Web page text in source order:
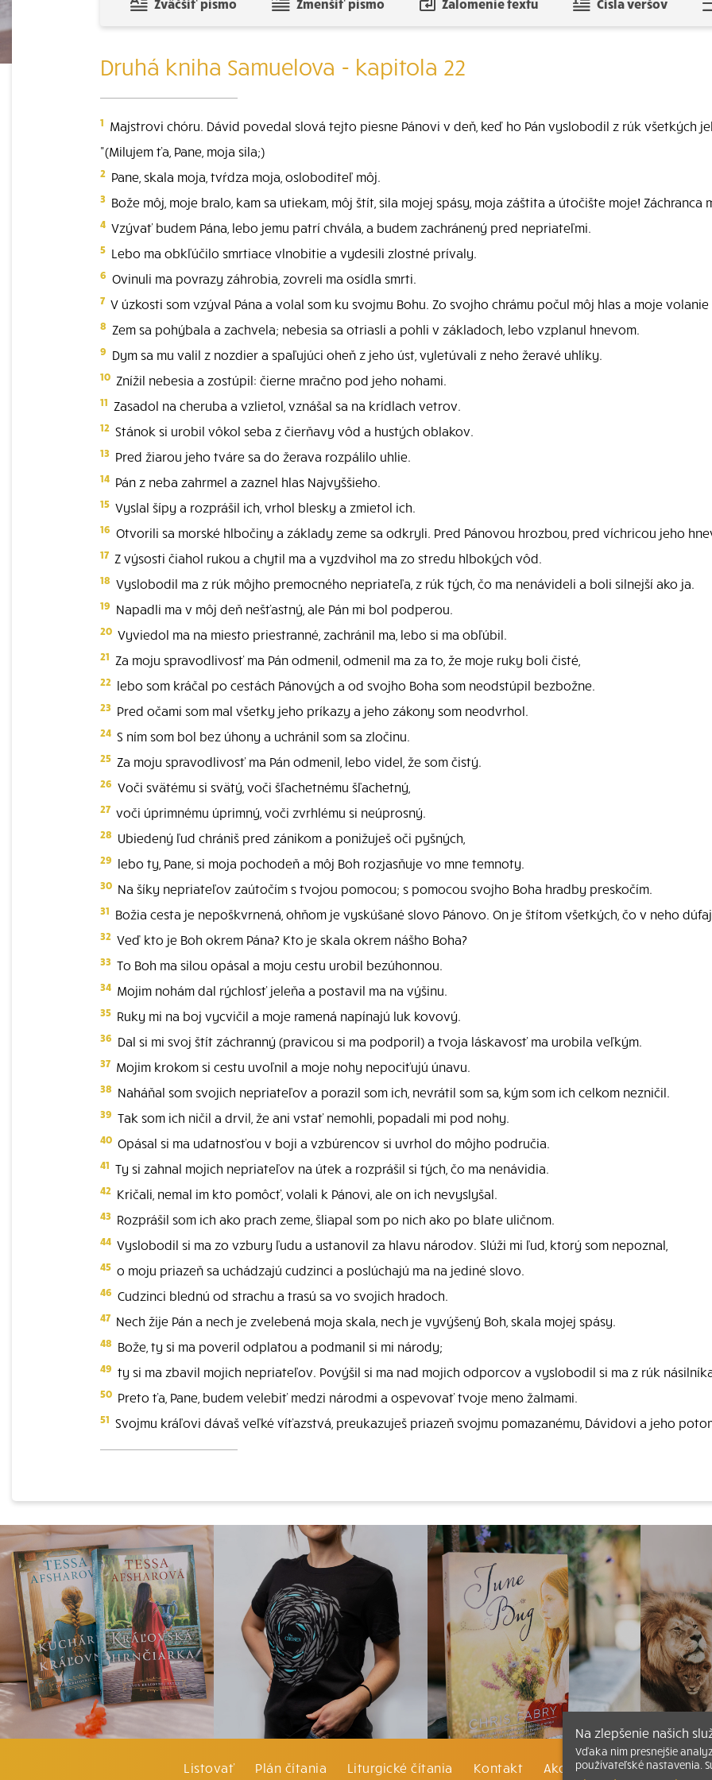
Druhá kniha Samuelova - kapitola 22
1 Majstrovi chóru. Dávid povedal slová tejto piesne Pánovi v deň, keď ho Pán vyslobodil z rúk všetkých
"(Milujem ťa, Pane, moja sila;)
2 Pane, skala moja, tvŕdza moja, osloboditeľ môj.
3 Bože môj, moje bralo, kam sa utiekam, môj štít, sila mojej spásy, moja záštita a útočište moje! Záchranca
4 Vzývať budem Pána, lebo jemu patrí chvála, a budem zachránený pred nepriateľmi.
5 Lebo ma obkľúčilo smrtiace vlnobitie a vydesili zlostné prívaly.
6 Ovinuli ma povrazy záhrobia, zovreli ma osídla smrti.
7 V úzkosti som vzýval Pána a volal som ku svojmu Bohu. Zo svojho chrámu počul môj hlas a moje
8 Zem sa pohýbala a zachvela; nebesia sa otriasli a pohli v základoch, lebo vzplanul hnevom.
9 Dym sa mu valil z nozdier a spaľujúci oheň z jeho úst, vyletúvali z neho žeravé uhlíky.
10 Znížil nebesia a zostúpil: čierne mračno pod jeho nohami.
11 Zasadol na cheruba a vzlietol, vznášal sa na krídlach vetrov.
12 Stánok si urobil vôkol seba z čierňavy vôd a hustých oblakov.
13 Pred žiarou jeho tváre sa do žerava rozpálilo uhlie.
14 Pán z neba zahrmel a zaznel hlas Najvyššieho.
15 Vyslal šípy a rozprášil ich, vrhol blesky a zmietol ich.
16 Otvorili sa morské hlbočiny a základy zeme sa odkryli. Pred Pánovou hrozbou, pred víchricou jeho
17 Z výsosti čiahol rukou a chytil ma a vyzdvihol ma zo stredu hlbokých vôd.
18 Vyslobodil ma z rúk môjho premocného nepriateľa, z rúk tých, čo ma nenávideli a boli silnejší ako ja.
19 Napadli ma v môj deň nešťastný, ale Pán mi bol podperou.
20 Vyviedol ma na miesto priestranné, zachránil ma, lebo si ma obľúbil.
21 Za moju spravodlivosť ma Pán odmenil, odmenil ma za to, že moje ruky boli čisté,
22 lebo som kráčal po cestách Pánových a od svojho Boha som neodstúpil bezbožne.
23 Pred očami som mal všetky jeho príkazy a jeho zákony som neodvrhol.
24 S ním som bol bez úhony a uchránil som sa zločinu.
25 Za moju spravodlivosť ma Pán odmenil, lebo videl, že som čistý.
26 Voči svätému si svätý, voči šľachetnému šľachetný,
27 voči úprimnému úprimný, voči zvrhlému si neúprosný.
28 Ubiedený ľud chrániš pred zánikom a ponižuješ oči pyšných,
29 lebo ty, Pane, si moja pochodeň a môj Boh rozjasňuje vo mne temnoty.
30 Na šíky nepriateľov zaútočím s tvojou pomocou; s pomocou svojho Boha hradby preskočím.
31 Božia cesta je nepoškvrnená, ohňom je vyskúšané slovo Pánovo. On je štítom všetkých, čo v neho
32 Veď kto je Boh okrem Pána? Kto je skala okrem nášho Boha?
33 To Boh ma silou opásal a moju cestu urobil bezúhonnou.
34 Mojim nohám dal rýchlosť jeleňa a postavil ma na výšinu.
35 Ruky mi na boj vycvičil a moje ramená napínajú luk kovový.
36 Dal si mi svoj štít záchranný (pravicou si ma podporil) a tvoja láskavosť ma urobila veľkým.
37 Mojim krokom si cestu uvoľnil a moje nohy nepociťujú únavu.
38 Naháňal som svojich nepriateľov a porazil som ich, nevrátil som sa, kým som ich celkom nezničil.
39 Tak som ich ničil a drvil, že ani vstať nemohli, popadali mi pod nohy.
40 Opásal si ma udatnosťou v boji a vzbúrencov si uvrhol do môjho područia.
41 Ty si zahnal mojich nepriateľov na útek a rozprášil si tých, čo ma nenávidia.
42 Kričali, nemal im kto pomôcť, volali k Pánovi, ale on ich nevyslyšal.
43 Rozprášil som ich ako prach zeme, šliapal som po nich ako po blate uličnom.
44 Vyslobodil si ma zo vzbury ľudu a ustanovil za hlavu národov. Slúži mi ľud, ktorý som nepoznal,
45 o moju priazeň sa uchádzajú cudzinci a poslúchajú ma na jediné slovo.
46 Cudzinci blednú od strachu a trasú sa vo svojich hradoch.
47 Nech žije Pán a nech je zvelebená moja skala, nech je vyvýšený Boh, skala mojej spásy.
48 Bože, ty si ma poveril odplatou a podmanil si mi národy;
49 ty si ma zbavil mojich nepriateľov. Povýšil si ma nad mojich odporcov a vyslobodil si ma z rúk
50 Preto ťa, Pane, budem velebiť medzi národmi a ospevovať tvoje meno žalmami.
51 Svojmu kráľovi dávaš veľké víťazstvá, preukazuješ priazeň svojmu pomazanému, Dávidovi a jeho
Listovať Plán čítania Liturgické čítania Kontakt Ako čítať bibliu
Na zlepšenie našich
Vďaka nim presnejšie
používateľské nastavenia.